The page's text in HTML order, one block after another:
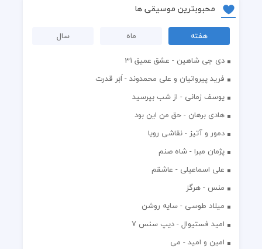
محبوبترین موسیقی ها
هفته ماه
سال
دی جی شاهین - عشق عمیق 31
فرید پیروانیان و علی محمدوند - اَبَر قدرت
یوسف زمانی - از شب بپرسید
هادی برهان - حق من این بود
دمور و آتیز - نقاشی رویا
پژمان مبرا - شاه صنم
علی اسماعیلی - عاشقم
منس - هرگز
میلاد طوسی - سایه روشن
اميد فستيوال - ديپ سنس ۷
امین و امید - می